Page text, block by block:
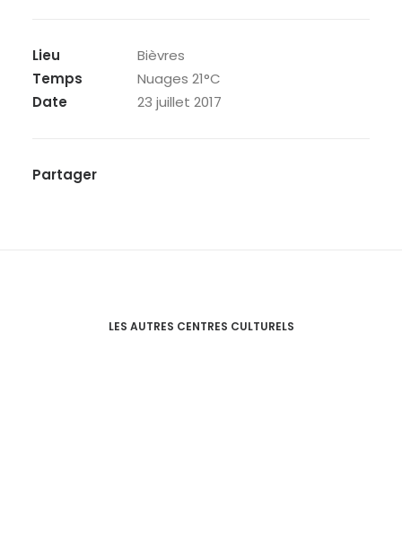
Lieu
Bièvres
Temps
Nuages 21°C
Date
23 juillet 2017
Partager
LES AUTRES CENTRES CULTURELS